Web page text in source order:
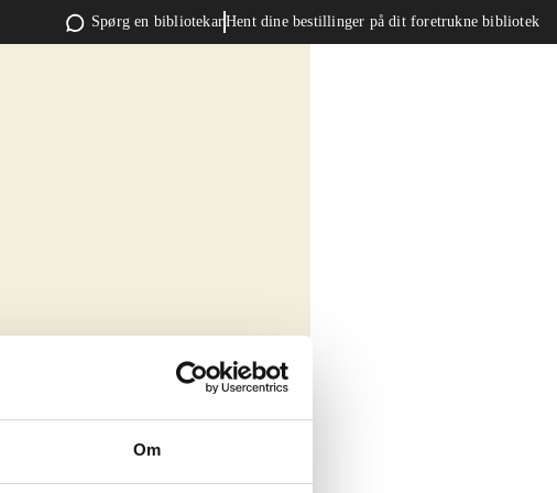
Om
Spørg en bibliotekarHent dine bestillinger på dit foretrukne bibliotek